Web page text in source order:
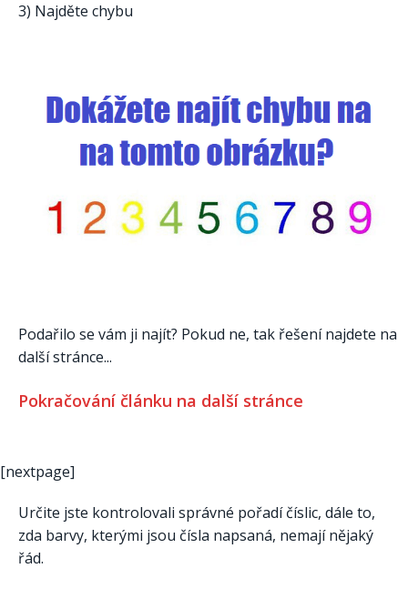
3) Najděte chybu
Podařilo se vám ji najít? Pokud ne, tak řešení najdete na
další stránce...
Pokračování článku na další stránce
[nextpage]
Určite jste kontrolovali správné pořadí číslic, dále to,
zda barvy, kterými jsou čísla napsaná, nemají nějaký
řád.